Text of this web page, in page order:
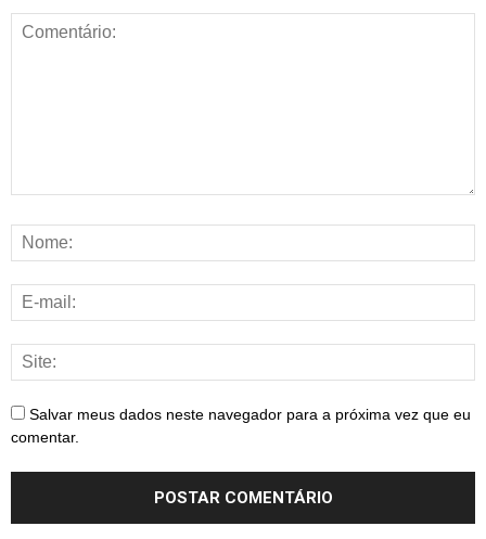
Salvar meus dados neste navegador para a próxima vez que eu
comentar.